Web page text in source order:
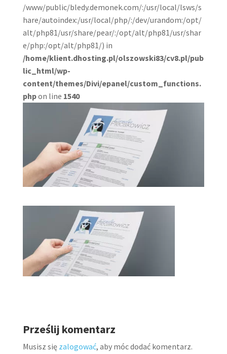
/www/public/bledy.demonek.com/:/usr/local/lsws/s
hare/autoindex:/usr/local/php/:/dev/urandom:/opt/
alt/php81/usr/share/pear/:/opt/alt/php81/usr/shar
e/php:/opt/alt/php81/) in
/home/klient.dhosting.pl/olszowski83/cv8.pl/pub
lic_html/wp-
content/themes/Divi/epanel/custom_functions.
phpon line 1540
Prześlij komentarz
Musisz się zalogować, aby móc dodać komentarz.